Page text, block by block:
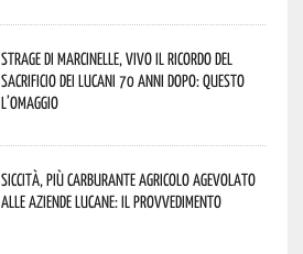
Strage di Marcinelle, vivo il ricordo del
sacrificio dei lucani 70 anni dopo: questo
l’omaggio
Siccità, più carburante agricolo agevolato
alle aziende lucane: il provvedimento